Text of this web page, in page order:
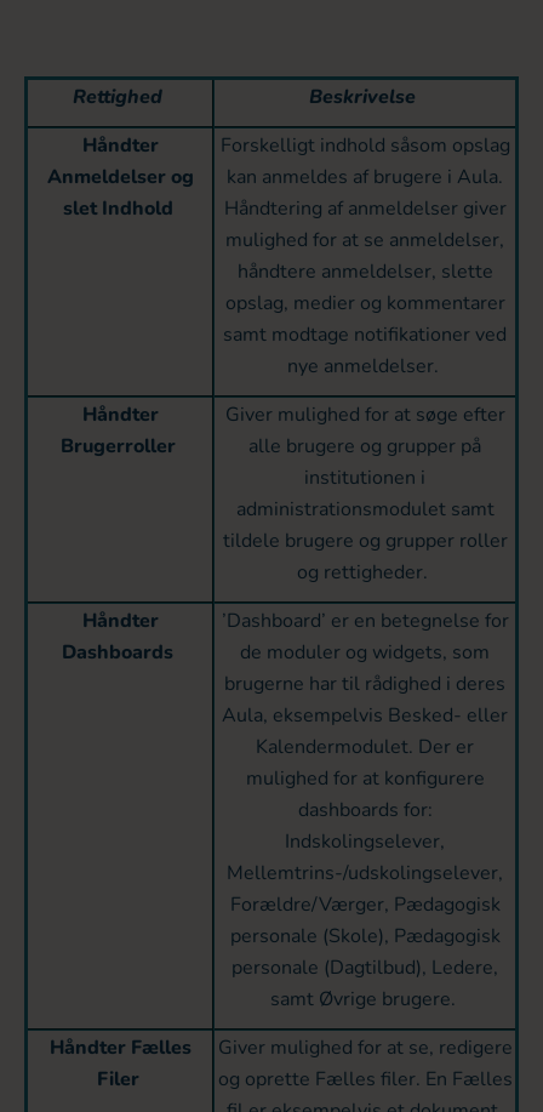
Rettighed
Beskrivelse
Håndter
Anmeldelser og
slet Indhold
Forskelligt indhold såsom opslag
kan anmeldes af brugere i Aula.
Håndtering af anmeldelser giver
mulighed for at se anmeldelser,
håndtere anmeldelser, slette
opslag, medier og kommentarer
samt modtage notifikationer ved
nye anmeldelser.
Håndter
Brugerroller
Giver mulighed for at søge efter
alle brugere og grupper på
institutionen i
administrationsmodulet samt
tildele brugere og grupper roller
og rettigheder.
Håndter
Dashboards
’Dashboard’ er en betegnelse for
de moduler og widgets, som
brugerne har til rådighed i deres
Aula, eksempelvis Besked- eller
Kalendermodulet. Der er
mulighed for at konfigurere
dashboards for:
Indskolingselever,
Mellemtrins-/udskolingselever,
Forældre/Værger, Pædagogisk
personale (Skole), Pædagogisk
personale (Dagtilbud), Ledere,
samt Øvrige brugere.
Håndter Fælles
Filer
Giver mulighed for at se, redigere
og oprette Fælles filer. En Fælles